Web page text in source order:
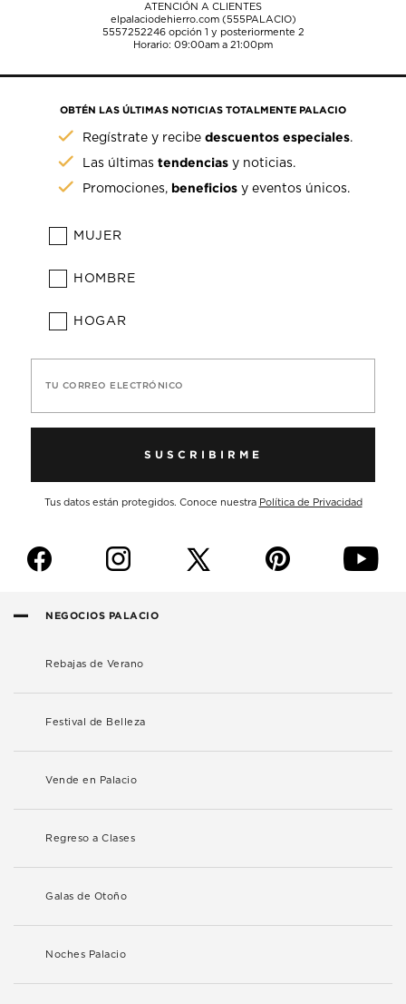
ATENCIÓN A CLIENTES
elpalaciodehierro.com (555PALACIO)
5557252246opción 1 y posteriormente 2
Horario: 09:00am a 21:00pm
OBTÉN LAS ÚLTIMAS NOTICIAS TOTALMENTE PALACIO
Regístrate y recibedescuentos especiales.
Las últimastendencias y noticias.
Promociones, beneficios y eventos únicos.
MUJER
HOMBRE
HOGAR
TU CORREO ELECTRÓNICO
SUSCRIBIRME
Tus datos están protegidos. Conoce nuestra Política de Privacidad
f i p y
NEGOCIOS PALACIO
Rebajas de Verano
Festival de Belleza
Vende en Palacio
Regreso a Clases
Galas de Otoño
Noches Palacio